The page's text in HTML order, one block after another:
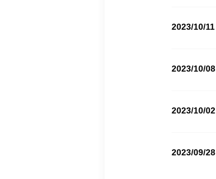
2023/10/11
2023/10/08
2023/10/02
2023/09/28